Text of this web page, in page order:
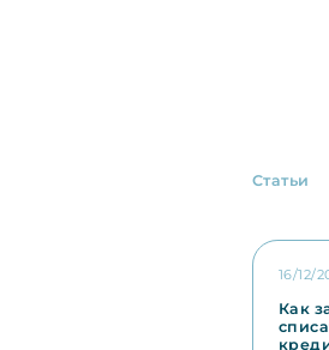
Статьи
16/12/
Как